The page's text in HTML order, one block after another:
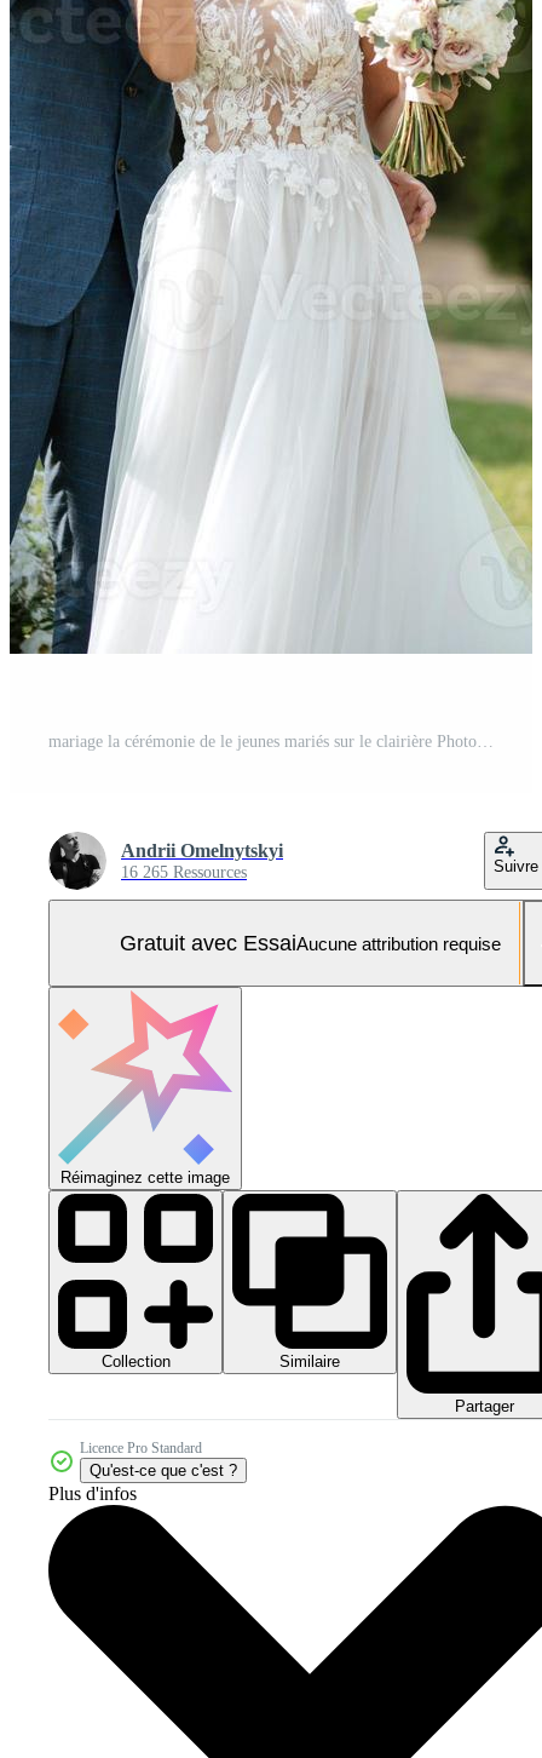
mariage la cérémonie de le jeunes mariés sur le clairière Photo Pro
Andrii Omelnytskyi
16 265 Ressources Suivre
Gratuit avec EssaiAucune attribution requise
Réimaginez cette image
Collection Similaire
Partager
Licence Pro Standard
Qu'est-ce que c'est ?
Plus d'infos